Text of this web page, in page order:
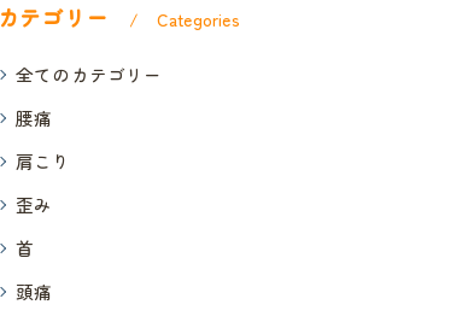
カテゴリー Categories
全てのカテゴリー
腰痛
肩こり
歪み
首
頭痛